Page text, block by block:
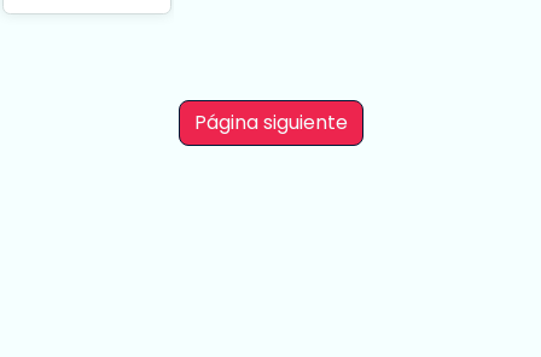
Página siguiente